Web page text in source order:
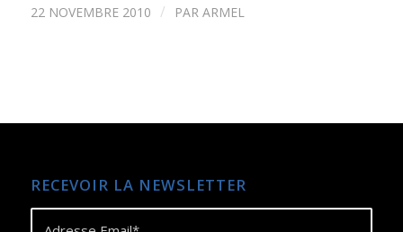
22 NOVEMBRE 2010 / PAR ARMEL
RECEVOIR LA NEWSLETTER